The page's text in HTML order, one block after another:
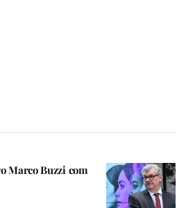
da Vigilância Sanitária e
Marco Buzzi com